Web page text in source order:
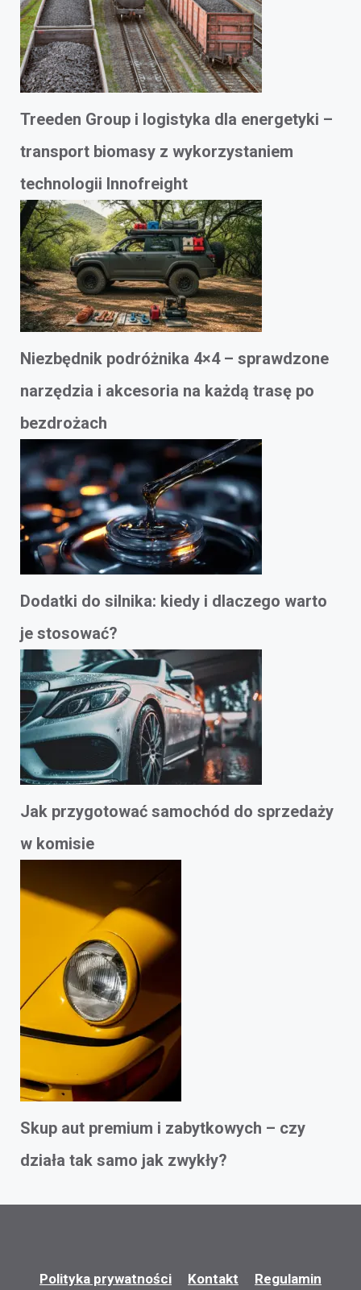
Treeden Group i logistyka dla energetyki –
transport biomasy z wykorzystaniem
technologii Innofreight
Niezbędnik podróżnika 4×4 – sprawdzone
narzędzia i akcesoria na każdą trasę po
bezdrożach
Dodatki do silnika: kiedy i dlaczego warto
je stosować?
Jak przygotować samochód do sprzedaży
w komisie
Skup aut premium i zabytkowych – czy
działa tak samo jak zwykły?
Polityka prywatności Kontakt Regulamin